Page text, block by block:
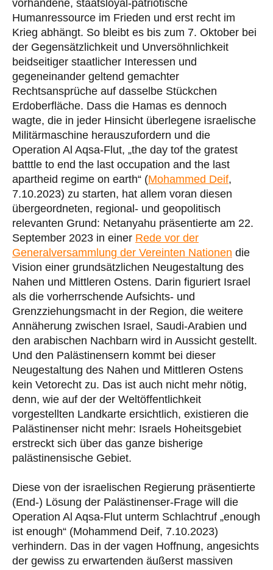
vorhandene, staatsloyal-patriotische
Humanressource im Frieden und erst recht im
Krieg abhängt. So bleibt es bis zum 7. Oktober bei
der Gegensätzlichkeit und Unversöhnlichkeit
beidseitiger staatlicher Interessen und
gegeneinander geltend gemachter
Rechtsansprüche auf dasselbe Stückchen
Erdoberfläche. Dass die Hamas es dennoch
wagte, die in jeder Hinsicht überlegene israelische
Militärmaschine herauszufordern und die
Operation Al Aqsa-Flut, „the day tof the gratest
batttle to end the last occupation and the last
apartheid regime on earth“ (Mohammed Deif,
7.10.2023) zu starten, hat allem voran diesen
übergeordneten, regional- und geopolitisch
relevanten Grund: Netanyahu präsentierte am 22.
September 2023 in einer Rede vor der
Generalversammlung der Vereinten Nationen die
Vision einer grundsätzlichen Neugestaltung des
Nahen und Mittleren Ostens. Darin figuriert Israel
als die vorherrschende Aufsichts- und
Grenzziehungsmacht in der Region, die weitere
Annäherung zwischen Israel, Saudi-Arabien und
den arabischen Nachbarn wird in Aussicht gestellt.
Und den Palästinensern kommt bei dieser
Neugestaltung des Nahen und Mittleren Ostens
kein Vetorecht zu. Das ist auch nicht mehr nötig,
denn, wie auf der der Weltöffentlichkeit
vorgestellten Landkarte ersichtlich, existieren die
Palästinenser nicht mehr: Israels Hoheitsgebiet
erstreckt sich über das ganze bisherige
palästinensische Gebiet.
Diese von der israelischen Regierung präsentierte
(End-) Lösung der Palästinenser-Frage will die
Operation Al Aqsa-Flut unterm Schlachtruf „enough
ist enough“ (Mohammend Deif, 7.10.2023)
verhindern. Das in der vagen Hoffnung, angesichts
der gewiss zu erwartenden äußerst massiven